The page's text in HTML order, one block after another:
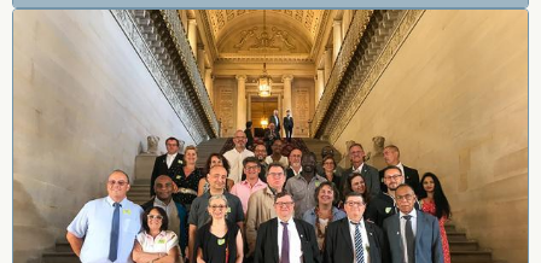
d’un magnifique turban, qui a reçu des applaudissements nourris
des adhérents et sympathisants présents du comité du souvenir
RATP. Le défilé copieusement engagé par les très nombreux
régiments français ont réjoui les spectateurs présents. Un
immense MERCI pour votre engagement et fidèle soutien. Le
Président et les membres du bureau vous donnent rendez-vous sur
les réseaux sociaux pour partager et liker nos sorties.Album Photos